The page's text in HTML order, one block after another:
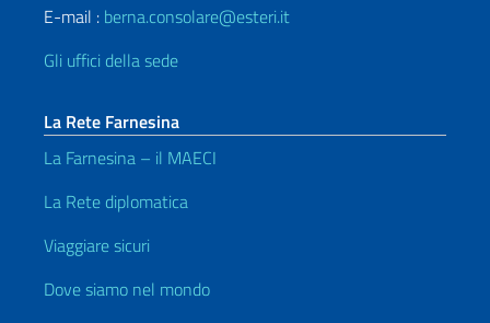
E-mail : berna.consolare@esteri.it
Gli uffici della sede
La Rete Farnesina
La Farnesina – il MAECI
La Rete diplomatica
Viaggiare sicuri
Dove siamo nel mondo